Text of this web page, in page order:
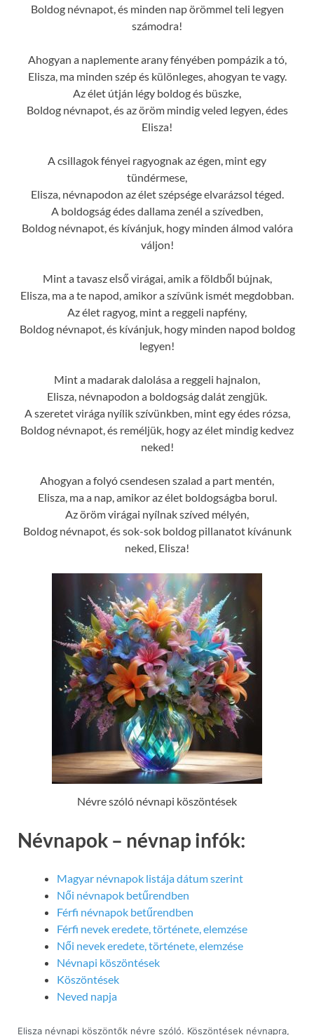
Boldog névnapot, és minden nap örömmel teli legyen
számodra!
Ahogyan a naplemente arany fényében pompázik a tó,
Elisza, ma minden szép és különleges, ahogyan te vagy.
Az élet útján légy boldog és büszke,
Boldog névnapot, és az öröm mindig veled legyen, édes
Elisza!
A csillagok fényei ragyognak az égen, mint egy
tündérmese,
Elisza, névnapodon az élet szépsége elvarázsol téged.
A boldogság édes dallama zenél a szívedben,
Boldog névnapot, és kívánjuk, hogy minden álmod valóra
váljon!
Mint a tavasz első virágai, amik a földből bújnak,
Elisza, ma a te napod, amikor a szívünk ismét megdobban.
Az élet ragyog, mint a reggeli napfény,
Boldog névnapot, és kívánjuk, hogy minden napod boldog
legyen!
Mint a madarak dalolása a reggeli hajnalon,
Elisza, névnapodon a boldogság dalát zengjük.
A szeretet virága nyílik szívünkben, mint egy édes rózsa,
Boldog névnapot, és reméljük, hogy az élet mindig kedvez
neked!
Ahogyan a folyó csendesen szalad a part mentén,
Elisza, ma a nap, amikor az élet boldogságba borul.
Az öröm virágai nyílnak szíved mélyén,
Boldog névnapot, és sok-sok boldog pillanatot kívánunk
neked, Elisza!
Névre szóló névnapi köszöntések
Névnapok – névnap infók:
Magyar névnapok listája dátum szerint
Női névnapok betűrendben
Férfi névnapok betűrendben
Férfi nevek eredete, története, elemzése
Női nevek eredete, története, elemzése
Névnapi köszöntések
Köszöntések
Neved napja
Elisza névnapi köszöntők névre szóló. Köszöntések névnapra,